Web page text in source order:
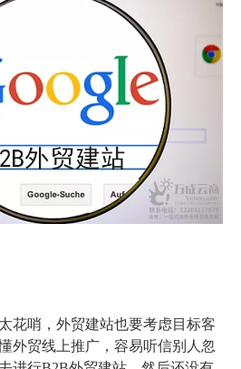
花哨，外贸建站也要考虑目标客
外贸线上推广，容易听信别人忽